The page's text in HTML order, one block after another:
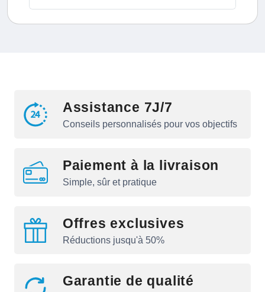
Assistance 7J/7
Conseils personnalisés pour vos objectifs
Paiement à la livraison
Simple, sûr et pratique
Offres exclusives
Réductions jusqu'à 50%
Garantie de qualité